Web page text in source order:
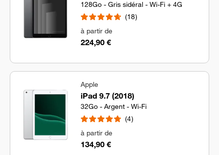
128Go - Gris sidéral - Wi-Fi + 4G
18
à partir de
224,90 €
Apple
iPad 9.7 (2018)
32Go - Argent - Wi-Fi
4
à partir de
134,90 €